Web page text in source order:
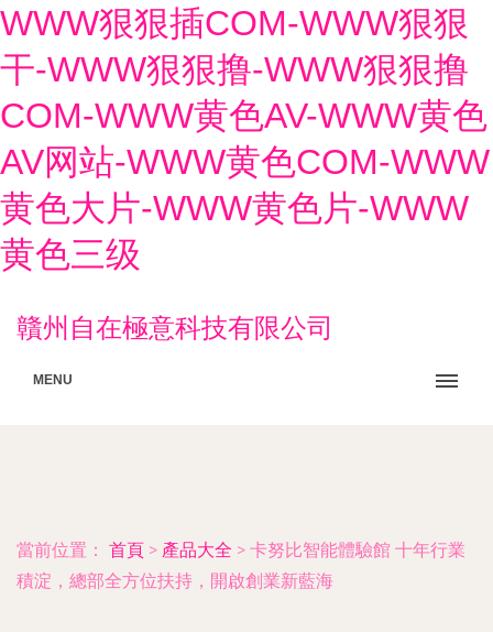
WWW狠狠插COM-WWW狠狠
干-WWW狠狠撸-WWW狠狠撸
COM-WWW黄色AV-WWW黄色
AV网站-WWW黄色COM-WWW
黄色大片-WWW黄色片-WWW
黄色三级
贛州自在極意科技有限公司
MENU
當前位置： 首頁 > 產品大全 > 卡努比智能體驗館 十年行業
積淀，總部全方位扶持，開啟創業新藍海